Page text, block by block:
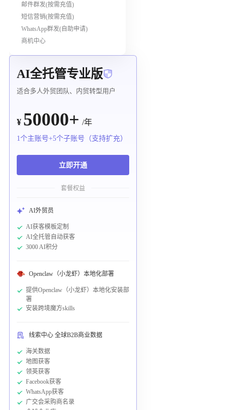
邮件群发(按需充值)
短信营销(按需充值)
WhatsApp群发(自助申请)
商机中心
AI全托管专业版
适合多人外贸团队、内贸转型用户
¥ 50000+ /年
1个主账号+5个子账号（支持扩充）
立即开通
套餐权益
AI外贸员
AI获客模板定制
AI全托管自动获客
3000 AI积分
Openclaw（小龙虾）本地化部署
提供Openclaw（小龙虾）本地化安装部
署
安装跨境魔方skills
线索中心 全球B2B商业数据
海关数据
地图获客
领英获客
Facebook获客
WhatsApp获客
广交会采购商名录